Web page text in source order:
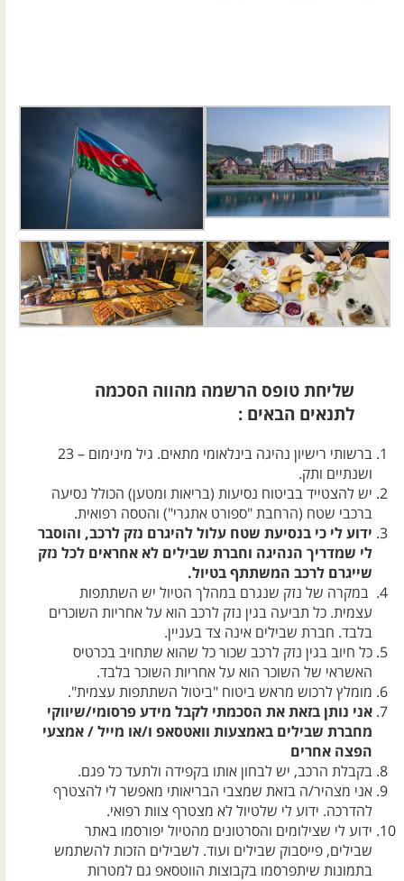
שליחת טופס הרשמה מהווה הסכמה
לתנאים הבאים :
ברשותי רישיון נהיגה בינלאומי מתאים. גיל מינימום – 23
ושנתיים ותק.
יש להצטייד בביטוח נסיעות (בריאות ומטען) הכולל נסיעה
ברכבי שטח (הרחבת "ספורט אתגרי") והטסה רפואית.
ידוע לי כי בנסיעת שטח עלול להיגרם נזק לרכב, והוסבר
לי שמדריך הנהיגה וחברת שבילים לא אחראים לכל נזק
שייגרם לרכב המשתתף בטיול.
במקרה של נזק שנגרם במהלך הטיול יש השתתפות
עצמית. כל תביעה בגין נזק לרכב הוא על אחריות השוכרים
בלבד. חברת שבילים אינה צד בעניין.
כל חיוב בגין נזק לרכב שכור כל שהוא שתחויב בכרטיס
האשראי של השוכר הוא על אחריות השוכר בלבד.
מומלץ לרכוש מראש ביטוח "ביטול השתתפות עצמית".
אני נותן בזאת את הסכמתי לקבל מידע פרסומי/שיווקי
מחברת שבילים באמצעות וואטסאפ ו/או מייל / אמצעי
הפצה אחרים
בקבלת הרכב, יש לבחון אותו בקפידה ולתעד כל פגם.
אני מצהיר/ה בזאת שמצבי הבריאותי מאפשר לי להצטרף
להדרכה. ידוע לי שלטיול לא מצטרף צוות רפואי.
ידוע לי שצילומים והסרטונים מהטיול יפורסמו באתר
שבילים, פייסבוק שבילים ועוד. לשבילים הזכות להשתמש
בתמונות שיתפרסמו בקבוצות הווטסאפ גם למטרות